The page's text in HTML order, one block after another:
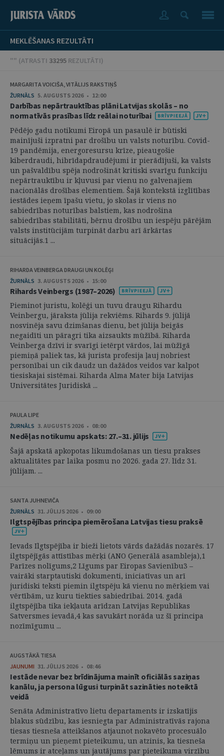
MEKLĒŠANAS REZULTĀTI
"" (ATRASTI 33295 REZULTĀTI)
MARGARITA VOICIŠA, VITĀLIJS RAKSTIŅŠ
ŽURNĀLS 5. AUGUSTS 2026 • 12:00
Darbības nepārtrauktības plāni Latvijas skolās – no
normatīvās prasības līdz reālai noturībai
Pēdējo gadu notikumi Eiropā un pasaulē ir būtiski
mainījuši izpratni par drošību un valsts noturību. Covid-
19 pandēmija, energoresursu krīze, pieaugošie
kiberdraudi, hibrīdapdraudējumi ir pierādījuši, ka valsts
un pašvaldību spēja nodrošināt kritiski svarīgu funkciju
nepārtrauktību ir kļuvusi par vienu no galvenajiem
nacionālās drošības elementiem. Šajā kontekstā izglītības
iestādes ieņem īpašu vietu, jo skolas ir viens no
sabiedrības noturības balstiem, kas nodrošina
sabiedrības stabilitāti, bērnu drošību un iespēju pārējām
valsts institūcijām turpināt darbu arī ārkārtas
situācijās.1 ...
RIHARDA VEINBERGA DRAUGI UN KOLĒĢI
ŽURNĀLS 3. AUGUSTS 2026 • 15:00
Rihards Veinbergs (1987–2026)
Pieminot juristu, kolēģi un tuvu draugu Rihardu
Veinbergu, jāraksta jūlija rekviēms. Rihards 9. jūlijā
nosvinēja savu dzimšanas dienu, bet jūlija beigās
negaidīti un pāragri tika aizsaukts mūžībā. Riharda
Veinberga dzīvi ir svarīgi ietērpt vārdos, lai mūžīgā
piemiņā paliek tas, kā jurista profesija ļauj nobriest
personībai un cik daudz un dažādos veidos var kalpot
tiesiskajai sistēmai. Riharda Alma Mater bija Latvijas
Universitātes Juridiskā ...
PAULA LIPE
ŽURNĀLS 3. AUGUSTS 2026 • 08:00
Nedēļas notikumu apskats: 27.–31. jūlijs
Šajā apskatā apkopotas likumdošanas un tiesu prakses
aktualitātes par laika posmu no 2026. gada 27. līdz 31.
jūlijam. ...
SANTA JUHNEVIČA
ŽURNĀLS 31. JŪLIJS 2026 • 09:00
Ilgtspējības principa piemērošana Latvijas tiesu praksē
Ievads Ilgtspējība ir bieži lietots vārds dažādās nozarēs. 17
ilgtspējīgās attīstības mērķi (ANO Ģenerālā asambleja),1
Parīzes nolīgums,2 Līgums par Eiropas Savienību3 –
vairāki starptautiski dokumenti, iniciatīvas un arī
juridiski teksti piemin ilgtspēju kā vienu no mērķiem vai
vērtībām, uz kuru tiekties sabiedrībai. 2014. gadā
ilgtspējība tika iekļauta arīdzan Latvijas Republikas
Satversmes ievadā,4 kas savukārt norāda uz šī principa
nozīmīgumu ...
AUGSTĀKĀ TIESA
JAUNUMI 31. JŪLIJS 2026 • 08:46
Iestāde nevar bez brīdinājuma mainīt oficiālās saziņas
kanālu, ja persona lūgusi turpināt sazināties noteiktā
veidā
Senāta Administratīvo lietu departaments ir izskatījis
blakus sūdzību, kas iesniegta par Administratīvās rajona
tiesas tiesneša atteikšanos atjaunot nokavēto procesuālo
termiņu un pieņemt pieteikumu, un atzinis, ka tiesneša
lēmums ir atceļams un jautājums par pieteikuma virzību